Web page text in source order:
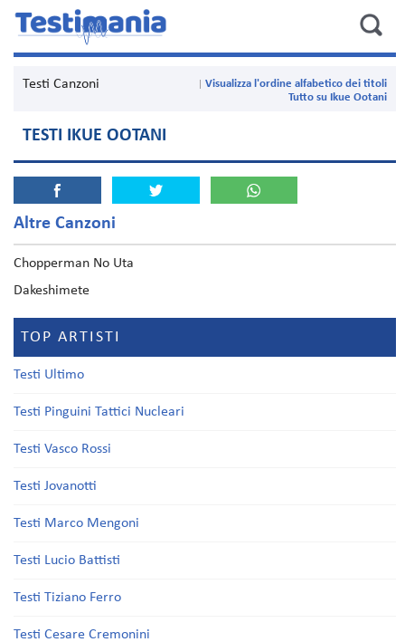
Testi Canzoni
Visualizza l'ordine alfabetico dei titoli
Tutto su Ikue Ootani
TESTI IKUE OOTANI
Altre Canzoni
Chopperman No Uta
Dakeshimete
TOP ARTISTI
Testi Ultimo
Testi Pinguini Tattici Nucleari
Testi Vasco Rossi
Testi Jovanotti
Testi Marco Mengoni
Testi Lucio Battisti
Testi Tiziano Ferro
Testi Cesare Cremonini